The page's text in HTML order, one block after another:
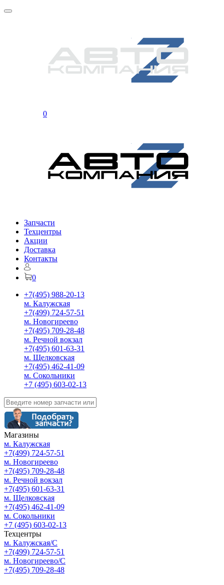
0
Запчасти
Техцентры
Акции
Доставка
Контакты
0
+7(495) 988-20-13
м. Калужская
+7(499) 724-57-51
м. Новогиреево
+7(495) 709-28-48
м. Речной вокзал
+7(495) 601-63-31
м. Щелковская
+7(495) 462-41-09
м. Сокольники
+7 (495) 603-02-13
Магазины
м. Калужская
+7(499) 724-57-51
м. Новогиреево
+7(495) 709-28-48
м. Речной вокзал
+7(495) 601-63-31
м. Щелковская
+7(495) 462-41-09
м. Сокольники
+7 (495) 603-02-13
Техцентры
м. Калужская/С
+7(499) 724-57-51
м. Новогиреево/С
+7(495) 709-28-48